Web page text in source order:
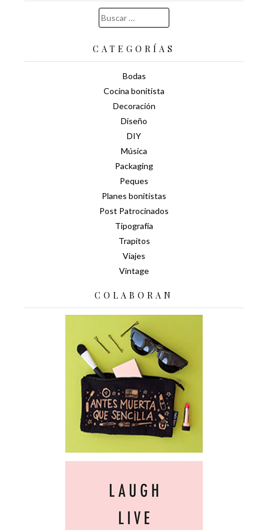
Buscar:
CATEGORÍAS
Bodas
Cocina bonitista
Decoración
Diseño
DIY
Música
Packaging
Peques
Planes bonitistas
Post Patrocinados
Tipografía
Trapitos
Viajes
Vintage
COLABORAN